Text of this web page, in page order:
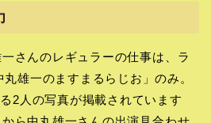
さんのレギュラーの仕事は、ラ
雄一のますまるらじお」のみ。
2人の写真が掲載されています